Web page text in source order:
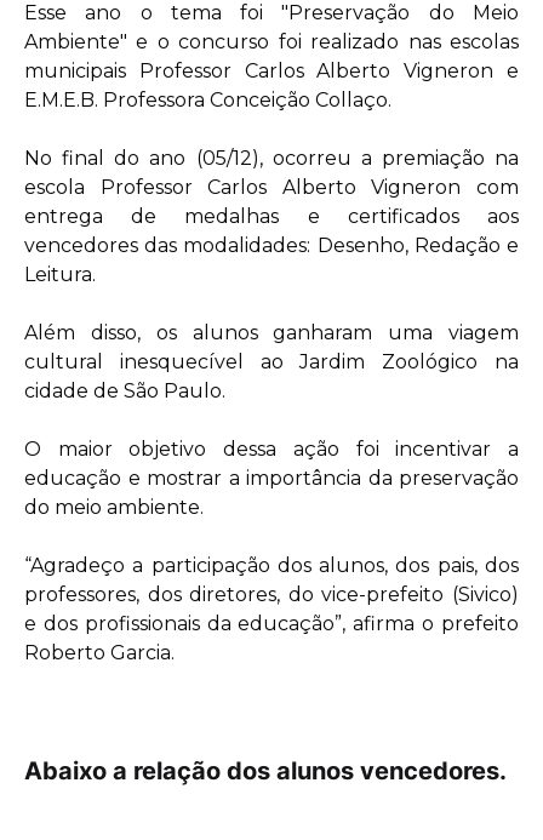
Esse ano o tema foi "Preservação do Meio
Ambiente" e o concurso foi realizado nas escolas
municipais Professor Carlos Alberto Vigneron e
E.M.E.B. Professora Conceição Collaço.
No final do ano (05/12), ocorreu a premiação na
escola Professor Carlos Alberto Vigneron com
entrega de medalhas e certificados aos
vencedores das modalidades: Desenho, Redação e
Leitura.
Além disso, os alunos ganharam uma viagem
cultural inesquecível ao Jardim Zoológico na
cidade de São Paulo.
O maior objetivo dessa ação foi incentivar a
educação e mostrar a importância da preservação
do meio ambiente.
“Agradeço a participação dos alunos, dos pais, dos
professores, dos diretores, do vice-prefeito (Sivico)
e dos profissionais da educação”, afirma o prefeito
Roberto Garcia.
Abaixo a relação dos alunos vencedores.